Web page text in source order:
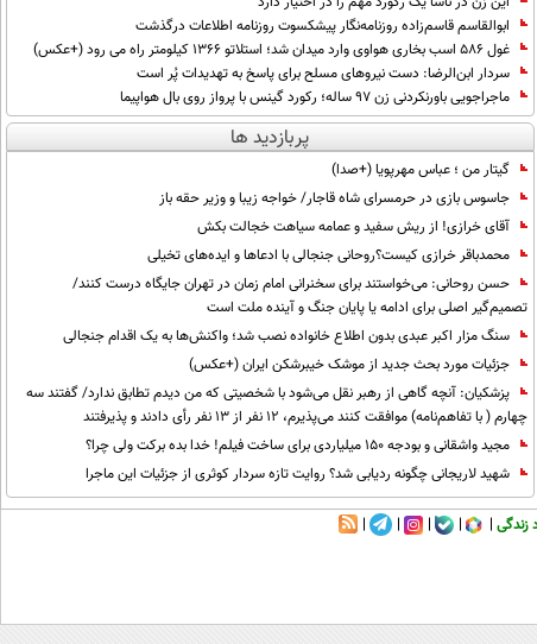
ابوالقاسم قاسم‌زاده روزنامه‌نگار پیشکسوت روزنامه اطلاعات درگذشت
غول 586 اسب بخاری هواوی وارد میدان شد؛ استلاتو 1366 کیلومتر راه می رود (+عکس)
سردار ابن‌الرضا: دست نیروهای مسلح برای پاسخ به تهدیدات پُر است
ماجراجویی باورنکردنی زن ۹۷ ساله؛ رکورد گینس با پرواز روی بال هواپیما
پربازدید ها
گیتار من ؛ عباس مهرپویا (+صدا)
جاسوس بازی در حرمسرای شاه قاجار/ خواجه زیبا و وزیر حقه باز
آقای خرازی! از ریش سفید و عمامه سیاهت خجالت بکش
محمدباقر خرازی کیست؟روحانی جنجالی با ادعاها و ایده‌های تخیلی
حسن روحانی: می‌خواستند برای سخنرانی امام زمان در تهران جایگاه درست کنند/
تصمیم‌گیر اصلی برای ادامه یا پایان جنگ و آینده ملت است
سنگ مزار اکبر عبدی بدون اطلاع خانواده نصب شد؛ واکنش‌ها به یک اقدام جنجالی
جزئیات مورد بحث جدید از موشک خیبرشکن ایران (+عکس)
پزشکیان‌: آنچه گاهی از رهبر نقل می‌شود با شخصیتی که من دیدم تطابق ندارد/ گفتند سه
چهارم ( با تفاهم‌نامه) موافقت کنند می‌پذیرم، 12 نفر از 13 نفر رأی دادند و پذیرفتند
مجید واشقانی و بودجه 150 میلیاردی برای ساخت فیلم! خدا بده برکت ولی چرا؟
شهید لاریجانی چگونه ردیابی شد؟ روایت تازه سردار کوثری از جزئیات این ماجرا
زندگی